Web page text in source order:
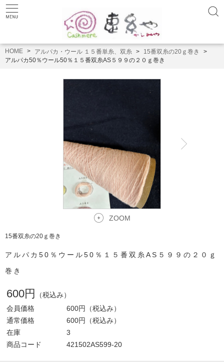
HOME アルパカ・ウール １５番単糸、双糸
15番双糸の20ｇ巻き
アルパカ50％ウール50％１５番双糸AS５９９の２０ｇ巻き
ZOOM
15番双糸の20ｇ巻き
アルパカ50％ウール50％１５番双糸AS５９９の２０ｇ
巻き
600円
（税込み）
会員価格
600円
（税込み）
通常価格
600円
（税込み）
在庫
3
商品コード
421502AS599-20